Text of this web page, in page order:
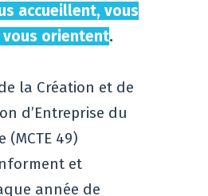
accueillent, vous
orientent.
la Création et de
d’Entreprise du
(MCTE 49)
et
année de